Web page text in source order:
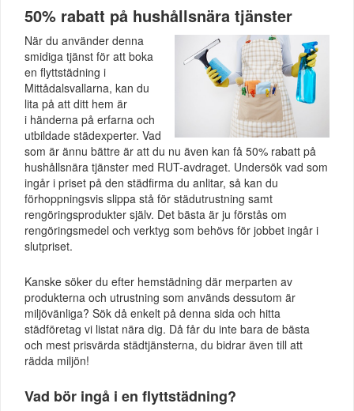
50% rabatt på hushållsnära tjänster
När du använder denna
smidiga tjänst för att boka
en flyttstädning i
Mittådalsvallarna, kan du
lita på att ditt hem är
i händerna på erfarna och
utbildade städexperter. Vad
som är ännu bättre är att du nu även kan få 50% rabatt på
hushållsnära tjänster med RUT-avdraget. Undersök vad som
ingår i priset på den städfirma du anlitar, så kan du
förhoppningsvis slippa stå för städutrustning samt
rengöringsprodukter själv. Det bästa är ju förstås om
rengöringsmedel och verktyg som behövs för jobbet ingår i
slutpriset.
Kanske söker du efter hemstädning där merparten av
produkterna och utrustning som används dessutom är
miljövänliga? Sök då enkelt på denna sida och hitta
städföretag vi listat nära dig. Då får du inte bara de bästa
och mest prisvärda städtjänsterna, du bidrar även till att
rädda miljön!
Vad bör ingå i en flyttstädning?